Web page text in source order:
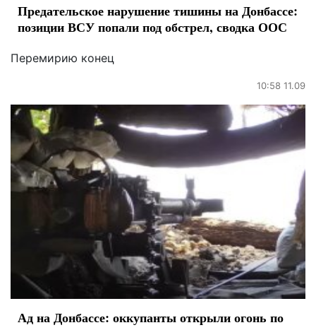
Предательское нарушение тишины на Донбассе:
позиции ВСУ попали под обстрел, сводка ООС
Перемирию конец
10:58 11.09
Ад на Донбассе: оккупанты открыли огонь по